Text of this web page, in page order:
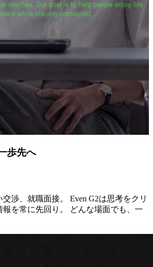
歩先へ
渉、就職面接。 Even G2は思考をクリ
報を常に先回り。 どんな場面でも、一